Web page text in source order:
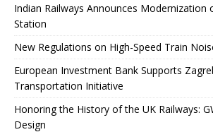
Indian Railways Announces Modernization
Station
New Regulations on High-Speed ​​Train
European Investment Bank Supports
Transportation Initiative
Honoring the History of the UK Railways:
Design